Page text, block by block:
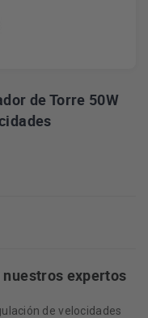
de Torre 50W
expertos
de velocidades